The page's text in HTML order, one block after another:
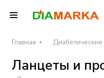
Главная
Ланцеты и